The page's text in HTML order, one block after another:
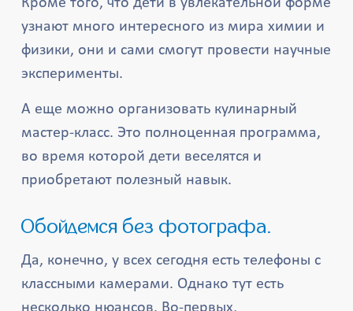
Кроме того, что дети в увлекательной форме
узнают много интересного из мира химии и
физики, они и сами смогут провести научные
эксперименты.
А еще можно организовать кулинарный
мастер-класс. Это полноценная программа,
во время которой дети веселятся и
приобретают полезный навык.
Обойдемся без фотографа.
Да, конечно, у всех сегодня есть телефоны с
классными камерами. Однако тут есть
несколько нюансов. Во-первых,